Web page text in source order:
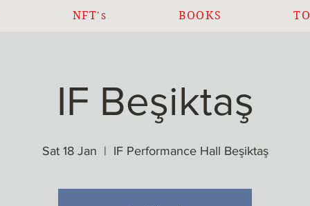
NFT's BOOKS
IF Beşiktaş
Sat 18 Jan
  |
IF Performance Hall Beşiktaş